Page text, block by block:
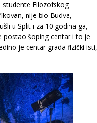
studente Filozofskog
nije bio Budva,
u Split i za 10 godina ga,
postao šoping centar i to je
je centar grada fizički isti,